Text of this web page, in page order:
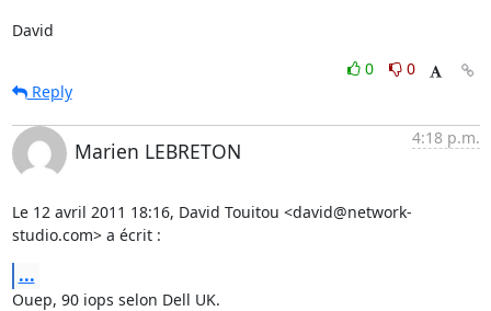
David
0
0
Reply
Marien LEBRETON
4:18 p.m.
Le 12 avril 2011 18:16, David Touitou <david@network-
studio.com> a écrit :
...
Ouep, 90 iops selon Dell UK.